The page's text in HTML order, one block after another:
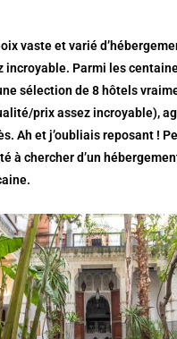
vaste et varié
incroyable. Parmi les
sélection de 8 hôtels
prix assez incroyable),
Ah et j’oubliais reposant !
à chercher d’un